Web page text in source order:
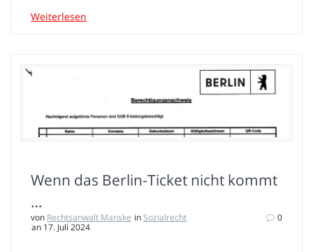
Weiterlesen
Wenn das Berlin-Ticket nicht kommt
…
von Rechtsanwalt Manske inSozialrecht
an 17. Juli 2024
0